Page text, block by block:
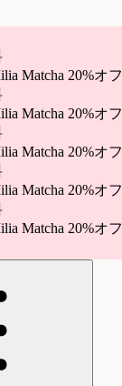
Matcha 20%オフ
Matcha 20%オフ
Matcha 20%オフ
Matcha 20%オフ
Matcha 20%オフ